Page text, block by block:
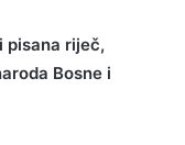
pisana riječ,
Bosne i